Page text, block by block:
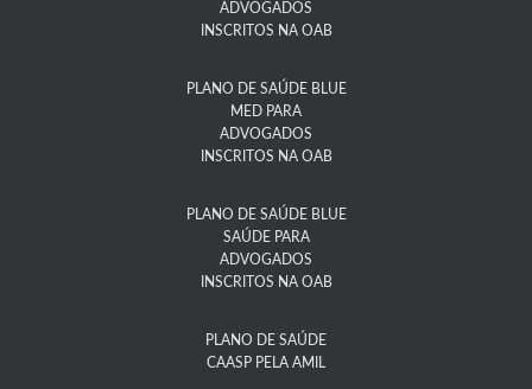
ADVOGADOS
INSCRITOS NA OAB
PLANO DE SAÚDE BLUE
MED PARA
ADVOGADOS
INSCRITOS NA OAB
PLANO DE SAÚDE BLUE
SAÚDE PARA
ADVOGADOS
INSCRITOS NA OAB
PLANO DE SAÚDE
CAASP PELA AMIL